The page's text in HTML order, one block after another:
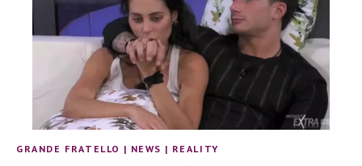
GRANDE FRATELLO | NEWS | REALITY